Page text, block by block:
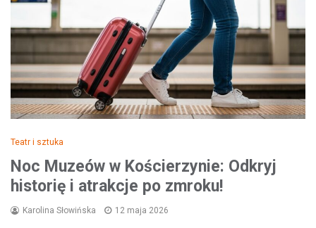
Teatr i sztuka
Noc Muzeów w Kościerzynie: Odkryj
historię i atrakcje po zmroku!
Karolina Słowińska 12 maja 2026